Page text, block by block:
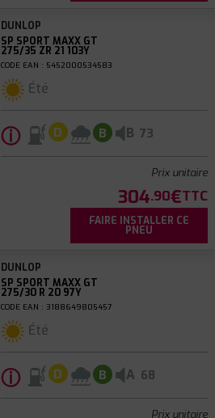
DUNLOP
SP SPORT MAXX GT
275/35 ZR 21 103Y
CODE EAN : 5452000534583
Été
ⓘ D B B 73
Prix unitaire
304.90€TTC
FAIRE INSTALLER CE
PNEU
DUNLOP
SP SPORT MAXX GT
275/30 R 20 97Y
CODE EAN : 3188649805457
Été
ⓘ D B A 68
Prix unitaire